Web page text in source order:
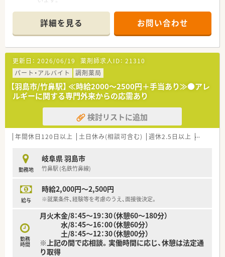
■この求人はプレミア高収入求人特集に掲載中です■
詳細を見る お問い合わせ
更新日： 2026/06/19 薬剤師求人ID： 21310
パート・アルバイト
調剤薬局
【羽島市/竹鼻駅】 ≪時給2000～2500円＋手当あり≫●アレ
ルギーに関する専門外来からの応需あり
検討リストに追加
年間休日120日以上 土日休み(相談可含む) 週休2.5日以上 週32h以
勤務地
岐阜県 羽島市
竹鼻駅 (名鉄竹鼻線)
給与
時給2,000円～2,500円
※就業条件、経験等を考慮のうえ、面接後決定。
勤務
時間
月火木金/8：45～19：30（休憩60～180分）
水/8：45～16：00（休憩60分）
土/8：45～12：30（休憩00分）
※上記の間で応相談。実働時間に応じ、休憩は法定通
り取得